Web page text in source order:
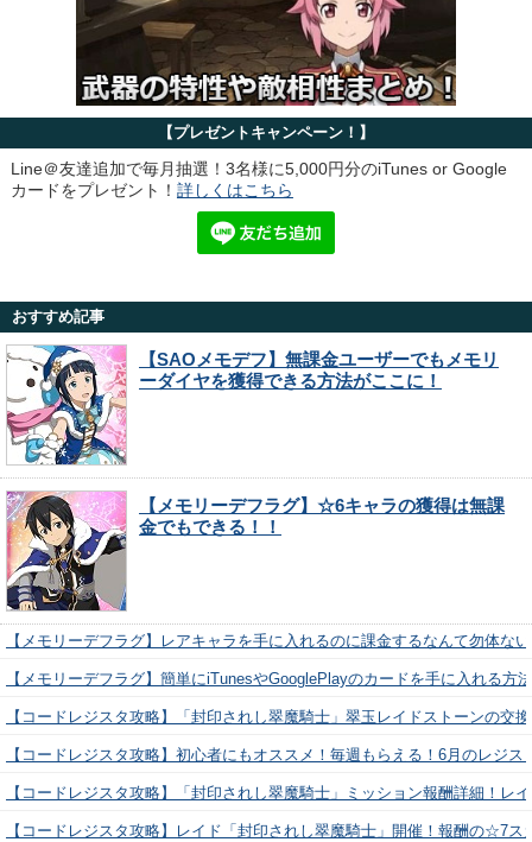
【プレゼントキャンペーン！】
Line＠友達追加で毎月抽選！3名様に5,000円分のiTunes or Google
カードをプレゼント！ 詳しくはこちら
おすすめ記事
【SAOメモデフ】無課金ユーザーでもメモリ
ーダイヤを獲得できる方法がここに！
【メモリーデフラグ】☆6キャラの獲得は無課
金でもできる！！
【メモリーデフラグ】レアキャラを手に入れるのに課金するなんて勿体な
【メモリーデフラグ】簡単にiTunesやGooglePlayのカードを手に入れる方
【コードレジスタ攻略】「封印されし翠魔騎士」翠玉レイドストーンの交
【コードレジスタ攻略】初心者にもオススメ！毎週もらえる！6月のレジ
【コードレジスタ攻略】「封印されし翠魔騎士」ミッション報酬詳細！レ
【コードレジスタ攻略】レイド「封印されし翠魔騎士」開催！報酬の☆7